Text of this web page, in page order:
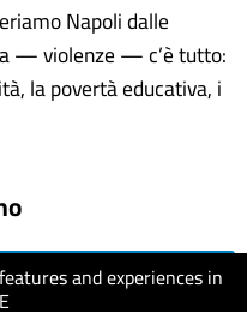
and experiences in
Napoli dalle
— violenze — c’è tutto:
la povertà educativa, i